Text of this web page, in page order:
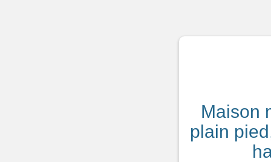
Maison
plain